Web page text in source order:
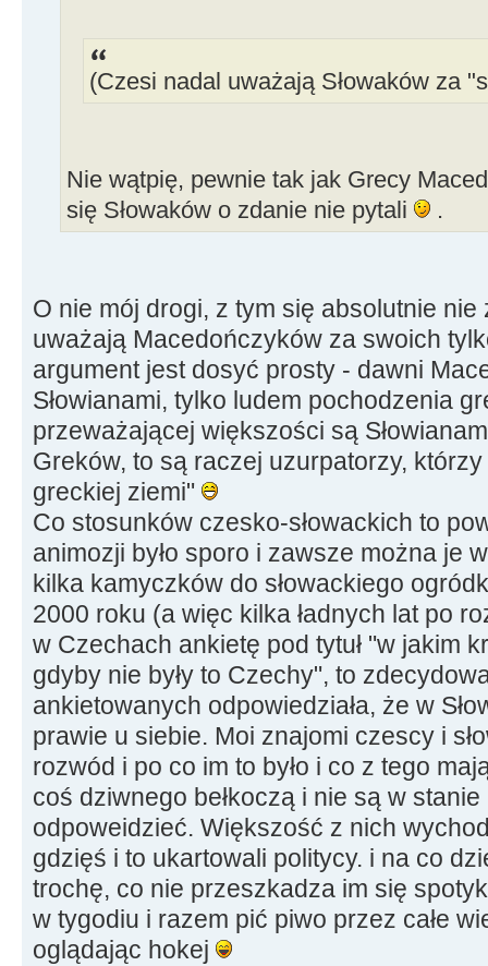
(Czesi nadal uważają Słowaków za
Nie wątpię, pewnie tak jak Grecy
się Słowaków o zdanie nie pytali
.
O nie mój drogi, z tym się absolutnie
uważają Macedończyków za swoich
argument jest dosyć prosty - dawni
Słowianami, tylko ludem pochodzenia
przeważającej większości są
Greków, to są raczej uzurpatorzy,
greckiej ziemi"
Co stosunków czesko-słowackich to
animozji było sporo i zawsze można je
kilka kamyczków do słowackiego
2000 roku (a więc kilka ładnych lat po
w Czechach ankietę pod tytuł "w jakim
gdyby nie były to Czechy", to
ankietowanych odpowiedziała, że w
prawie u siebie. Moi znajomi czescy i
rozwód i po co im to było i co z tego
coś dziwnego bełkoczą i nie są w
odpoweidzieć. Większość z nich
gdzięś i to ukartowali politycy. i na co
trochę, co nie przeszkadza im się
w tygodiu i razem pić piwo przez całe
oglądając hokej